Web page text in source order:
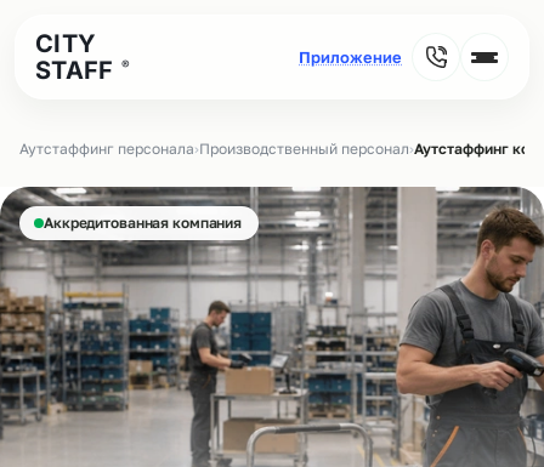
CITY
STAFF
®
Аутстаффинг персонала›Производственный персонал›Аутстаффинг
Аккредитованная компания